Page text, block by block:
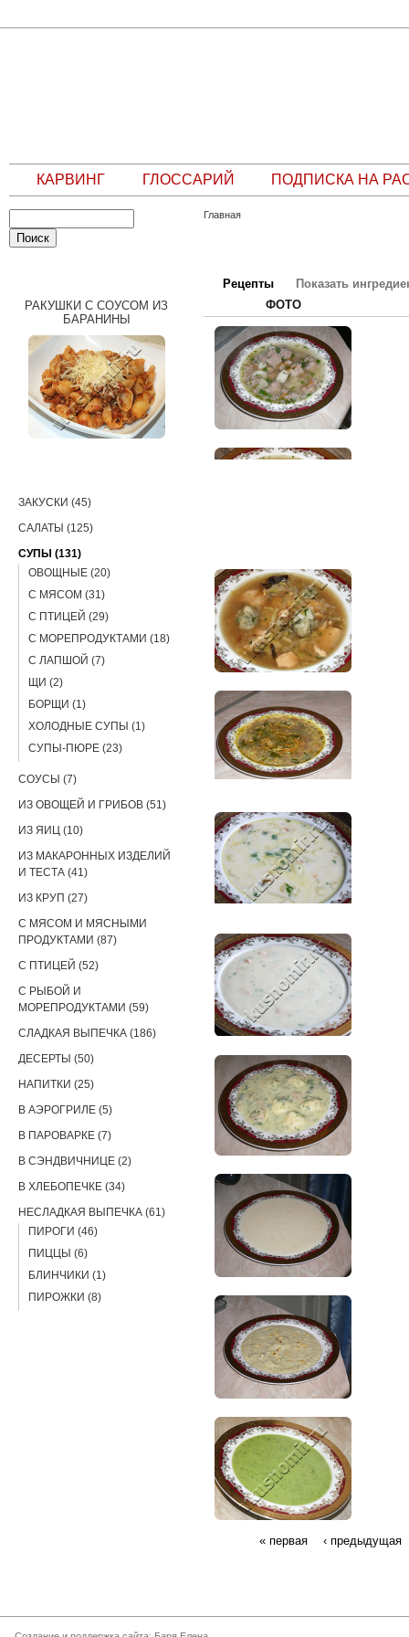
КАРВИНГ ГЛОССАРИЙ ПОДПИСКА НА
Главная
Рецепты
Показать
ФОТО
« первая ‹ предыдущая
РАКУШКИ С СОУСОМ ИЗ
БАРАНИНЫ
ЗАКУСКИ (45)
САЛАТЫ (125)
СУПЫ (131)
ОВОЩНЫЕ (20)
С МЯСОМ (31)
С ПТИЦЕЙ (29)
С МОРЕПРОДУКТАМИ (18)
С ЛАПШОЙ (7)
ЩИ (2)
БОРЩИ (1)
ХОЛОДНЫЕ СУПЫ (1)
СУПЫ-ПЮРЕ (23)
СОУСЫ (7)
ИЗ ОВОЩЕЙ И ГРИБОВ (51)
ИЗ ЯИЦ (10)
ИЗ МАКАРОННЫХ ИЗДЕЛИЙ
И ТЕСТА (41)
ИЗ КРУП (27)
С МЯСОМ И МЯСНЫМИ
ПРОДУКТАМИ (87)
С ПТИЦЕЙ (52)
С РЫБОЙ И
МОРЕПРОДУКТАМИ (59)
СЛАДКАЯ ВЫПЕЧКА (186)
ДЕСЕРТЫ (50)
НАПИТКИ (25)
В АЭРОГРИЛЕ (5)
В ПАРОВАРКЕ (7)
В СЭНДВИЧНИЦЕ (2)
В ХЛЕБОПЕЧКЕ (34)
НЕСЛАДКАЯ ВЫПЕЧКА (61)
ПИРОГИ (46)
ПИЦЦЫ (6)
БЛИНЧИКИ (1)
ПИРОЖКИ (8)